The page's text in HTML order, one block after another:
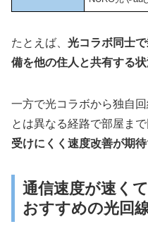
たとえば、 光コラボ同士
備を他の住人と共有する状
一方で光コラボから独自
とは異なる経路で部屋まで
受けにくく速度改善が期待
通信速度が速く
おすすめの光回